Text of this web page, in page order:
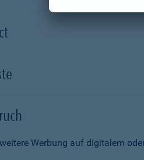
Werbung auf digitalem